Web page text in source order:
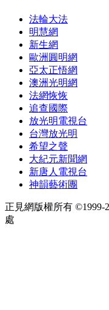
法輪大法
明慧網
新生網
歐洲圓明網
亞太正悟網
澳洲光明網
法網恢恢
追查國際
放光明電視台
台灣放光明
希望之聲
大紀元新聞網
新唐人電視台
神韻藝術團
正見網版權所有 ©1999-
處